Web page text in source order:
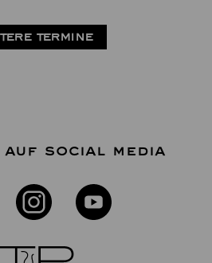
TERMINE
AUF SOCIAL MEDIA